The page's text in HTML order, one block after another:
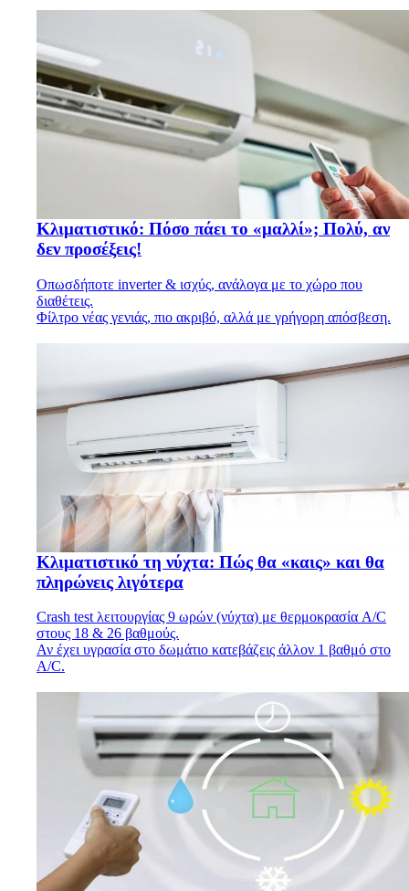
Κλιματιστικό: Πόσο πάει το «μαλλί»; Πολύ, αν
δεν προσέξεις!
Οπωσδήποτε inverter & ισχύς, ανάλογα με το χώρο που
διαθέτεις.
Φίλτρο νέας γενιάς, πιο ακριβό, αλλά με γρήγορη απόσβεση.
Κλιματιστικό τη νύχτα: Πώς θα «καις» και θα
πληρώνεις λιγότερα
Crash test λειτουργίας 9 ωρών (νύχτα) με θερμοκρασία A/C
στους 18 & 26 βαθμούς.
Αν έχει υγρασία στο δωμάτιο κατεβάζεις άλλον 1 βαθμό στο
A/C.